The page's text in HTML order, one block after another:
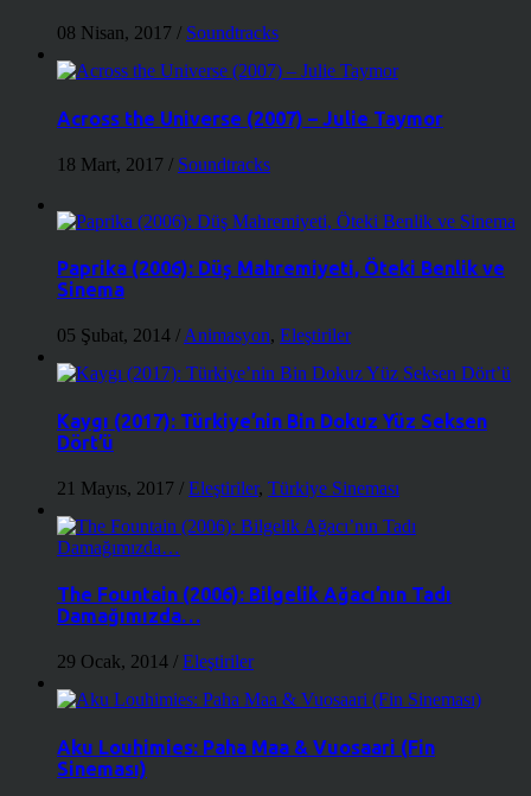
08 Nisan, 2017 / Soundtracks
Across the Universe (2007) – Julie Taymor
18 Mart, 2017 / Soundtracks
Paprika (2006): Düş Mahremiyeti, Öteki Benlik ve
Sinema
05 Şubat, 2014 / Animasyon, Eleştiriler
Kaygı (2017): Türkiye’nin Bin Dokuz Yüz Seksen
Dört’ü
21 Mayıs, 2017 / Eleştiriler, Türkiye Sineması
The Fountain (2006): Bilgelik Ağacı’nın Tadı
Damağımızda…
29 Ocak, 2014 / Eleştiriler
Aku Louhimies: Paha Maa & Vuosaari (Fin
Sineması)